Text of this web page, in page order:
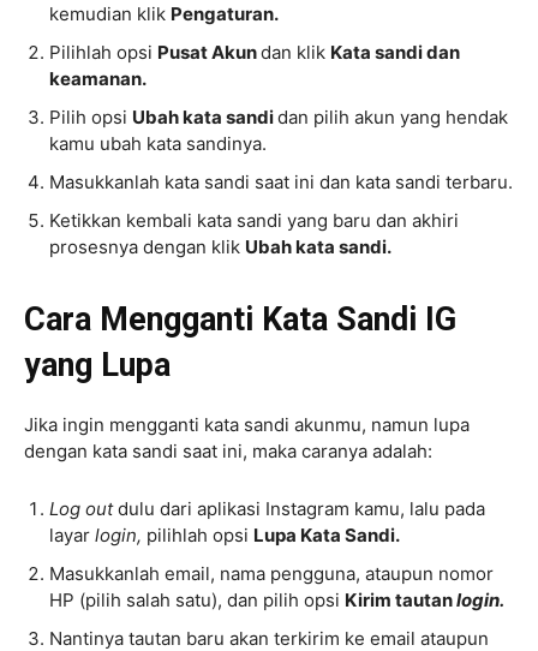
kemudian klik Pengaturan.
Pilihlah opsi Pusat Akundan klik Kata sandi dan
keamanan.
Pilih opsi Ubah kata sandidan pilih akun yang hendak
kamu ubah kata sandinya.
Masukkanlah kata sandi saat ini dan kata sandi terbaru.
Ketikkan kembali kata sandi yang baru dan akhiri
prosesnya dengan klik Ubah kata sandi.
Cara Mengganti Kata Sandi IG
yang Lupa
Jika ingin mengganti kata sandi akunmu, namun lupa
dengan kata sandi saat ini, maka caranya adalah:
Log outdulu dari aplikasi Instagram kamu, lalu pada
layar login, pilihlah opsi Lupa Kata Sandi.
Masukkanlah email, nama pengguna, ataupun nomor
HP (pilih salah satu), dan pilih opsi Kirim tautanlogin.
Nantinya tautan baru akan terkirim ke email ataupun